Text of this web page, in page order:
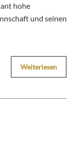
hohe
und seinen
Weiterlesen